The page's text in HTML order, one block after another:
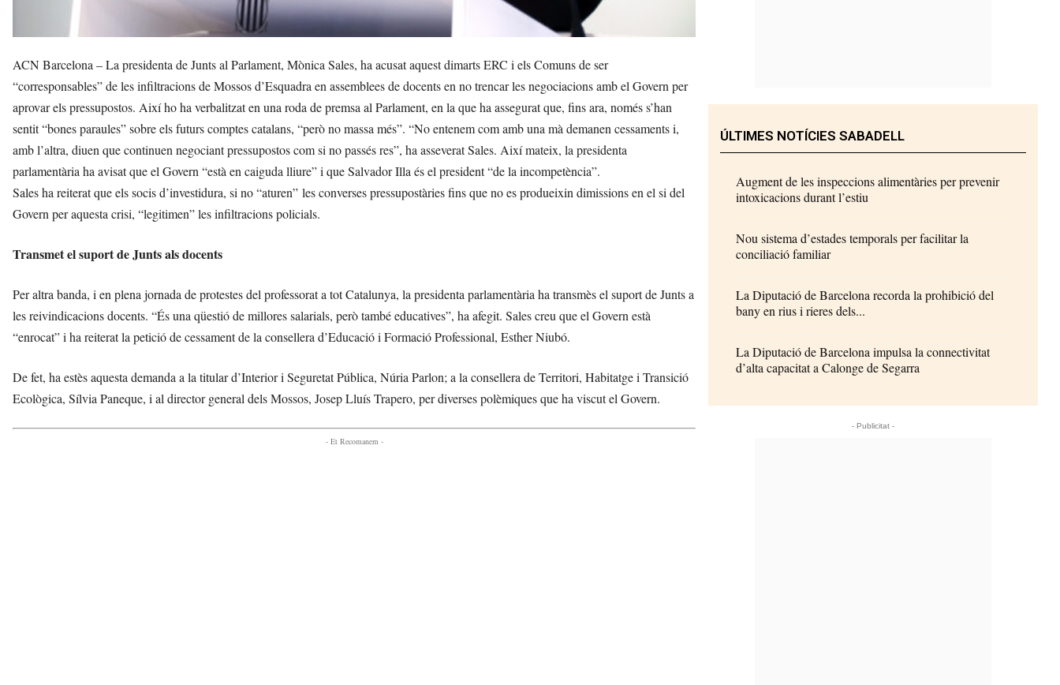
ACN Barcelona – La presidenta de Junts al Parlament, Mònica Sales, ha acusat aquest dimarts ERC i els Comuns de ser
“corresponsables” de les infiltracions de Mossos d’Esquadra en assemblees de docents en no trencar les negociacions amb el Govern per
aprovar els pressupostos. Així ho ha verbalitzat en una roda de premsa al Parlament, en la que ha assegurat que, fins ara, només s’han
sentit “bones paraules” sobre els futurs comptes catalans, “però no massa més”. “No entenem com amb una mà demanen cessaments i,
amb l’altra, diuen que continuen negociant pressupostos com si no passés res”, ha asseverat Sales. Així mateix, la presidenta
parlamentària ha avisat que el Govern “està en caiguda lliure” i que Salvador Illa és el president “de la incompetència”.
Sales ha reiterat que els socis d’investidura, si no “aturen” les converses pressupostàries fins que no es produeixin dimissions en el si del
Govern per aquesta crisi, “legitimen” les infiltracions policials.
Transmet el suport de Junts als docents
Per altra banda, i en plena jornada de protestes del professorat a tot Catalunya, la presidenta parlamentària ha transmès el suport de Junts a
les reivindicacions docents. “És una qüestió de millores salarials, però també educatives”, ha afegit. Sales creu que el Govern està
“enrocat” i ha reiterat la petició de cessament de la consellera d’Educació i Formació Professional, Esther Niubó.
De fet, ha estès aquesta demanda a la titular d’Interior i Seguretat Pública, Núria Parlon; a la consellera de Territori, Habitatge i Transició
Ecològica, Sílvia Paneque, i al director general dels Mossos, Josep Lluís Trapero, per diverses polèmiques que ha viscut el Govern.
- Et Recomanem -
ÚLTIMES NOTÍCIES SABADELL
Augment de les inspeccions alimentàries per prevenir
intoxicacions durant l’estiu
Nou sistema d’estades temporals per facilitar la
conciliació familiar
La Diputació de Barcelona recorda la prohibició del
bany en rius i rieres dels...
La Diputació de Barcelona impulsa la connectivitat
d’alta capacitat a Calonge de Segarra
- Publicitat -